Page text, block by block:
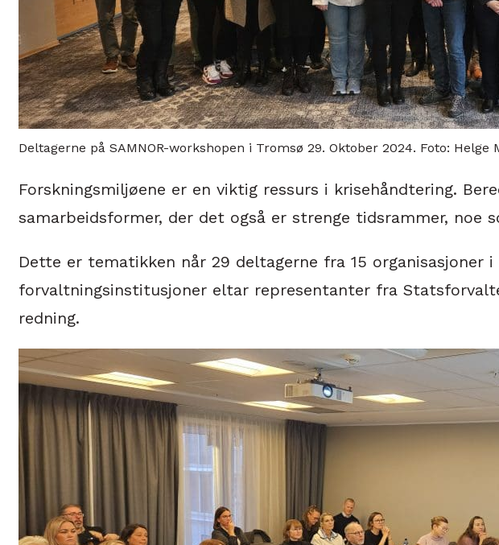
Deltagerne på SAMNOR-workshopen i Tromsø 29. Oktober 2024. Foto:
Forskningsmiljøene er en viktig ressurs i krisehåndtering.
samarbeidsformer, der det også er strenge tidsrammer, noe
Dette er tematikken når 29 deltagerne fra 15
forvaltningsinstitusjoner eltar representanter fra
redning.